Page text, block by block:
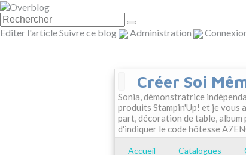
Editer l'articleSuivre ce blog Administration
Créer Soi
Sonia, démonstratrice
produits Stampin'Up! et je vous
part, décoration de table, album
d'indiquer le code hôtesse
Accueil Catalogues